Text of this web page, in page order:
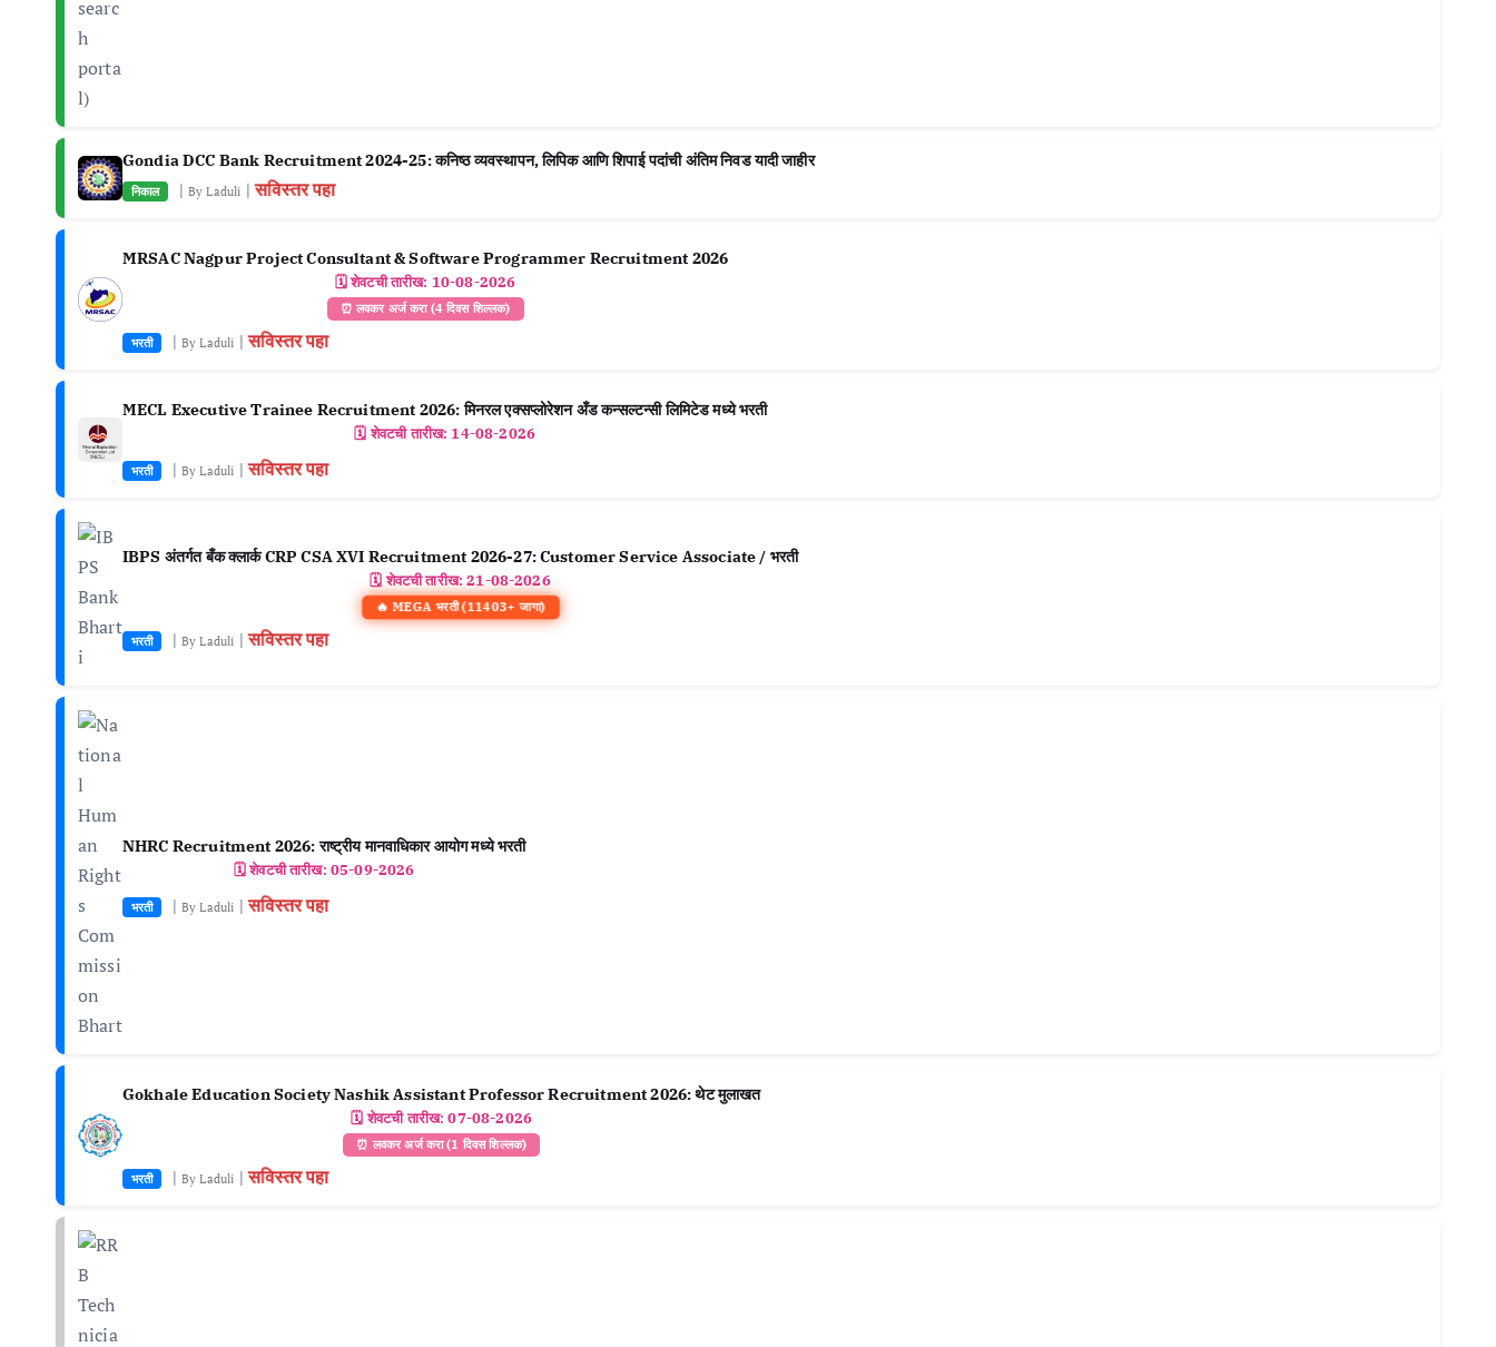
Gondia DCC Bank Recruitment 2024-25: कनिष्ठ व्यवस्थापन, लिपिक आणि शिपाई पदांची अंतिम निवड यादी जाहीर
निकाल | By Laduli |सविस्तर पहा
MRSAC Nagpur Project Consultant & Software Programmer Recruitment 2026
🗓️ शेवटची तारीख: 10-08-2026
⏰ लवकर अर्ज करा (4 दिवस शिल्लक)
भरती | By Laduli |सविस्तर पहा
MECL Executive Trainee Recruitment 2026: मिनरल एक्सप्लोरेशन अँड कन्सल्टन्सी लिमिटेड मध्ये भरती
🗓️ शेवटची तारीख:14-08-2026
भरती | By Laduli |सविस्तर पहा
IBPS अंतर्गत बँक क्लार्क CRP CSA XVI Recruitment 2026-27: Customer Service Associate / भरती
🗓️ शेवटची तारीख:21-08-2026
🔥 MEGA भरती (11403+ जागा)
भरती | By Laduli |सविस्तर पहा
NHRC Recruitment 2026: राष्ट्रीय मानवाधिकार आयोग मध्ये भरती
🗓️ शेवटची तारीख: 05-09-2026
भरती | By Laduli |सविस्तर पहा
Gokhale Education Society Nashik Assistant Professor Recruitment 2026: थेट मुलाखत
🗓️ शेवटची तारीख:07-08-2026
⏰ लवकर अर्ज करा (1 दिवस शिल्लक)
भरती | By Laduli |सविस्तर पहा